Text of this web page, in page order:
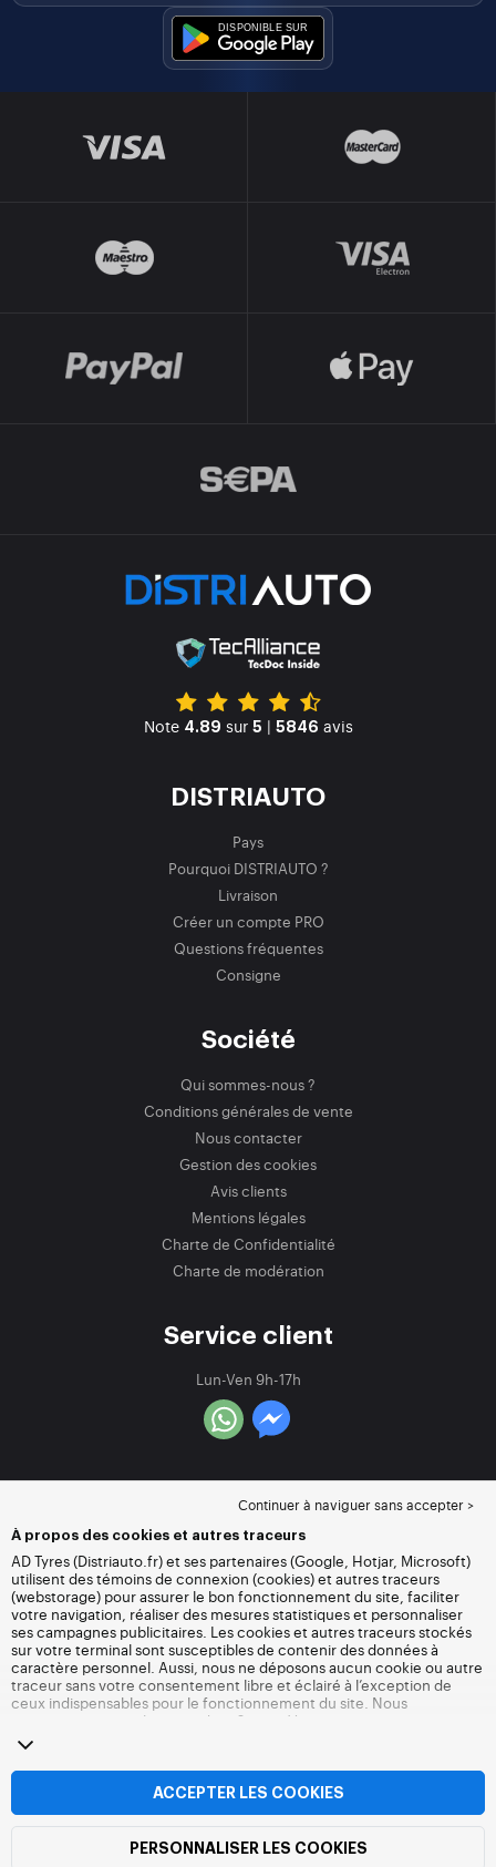
Note 4.89 sur 5 | 5846 avis
DISTRIAUTO
Pays
Pourquoi DISTRIAUTO ?
Livraison
Créer un compte PRO
Questions fréquentes
Consigne
Société
Qui sommes-nous ?
Conditions générales de vente
Nous contacter
Gestion des cookies
Avis clients
Mentions légales
Charte de Confidentialité
Charte de modération
Service client
Lun-Ven 9h-17h
Continuer à naviguer sans accepter >
À propos des cookies et autres traceurs
AD Tyres (Distriauto.fr) et ses partenaires (Google, Hotjar, Microsoft)
utilisent des témoins de connexion (cookies) et autres traceurs
(webstorage) pour assurer le bon fonctionnement du site, faciliter
votre navigation, réaliser des mesures statistiques et personnaliser
ses campagnes publicitaires. Les cookies et autres traceurs stockés
sur votre terminal sont susceptibles de contenir des données à
caractère personnel. Aussi, nous ne déposons aucun cookie ou autre
traceur sans votre consentement libre et éclairé à l’exception de
ceux indispensables pour le fonctionnement du site. Nous
conservons votre choix pendant 6 mois. Vous pouvez retirer votre
consentement à tout moment en vous rendant sur la
autres traceurs
accepter le dépôt de cookies ou autres traceurs. Le refus ne fait pas
obstacle à l’accès aux services Distriauto.fr. Pour plus d’informations,
nous vous invitons à consulter
ACCEPTER LES COOKIES
PERSONNALISER LES COOKIES